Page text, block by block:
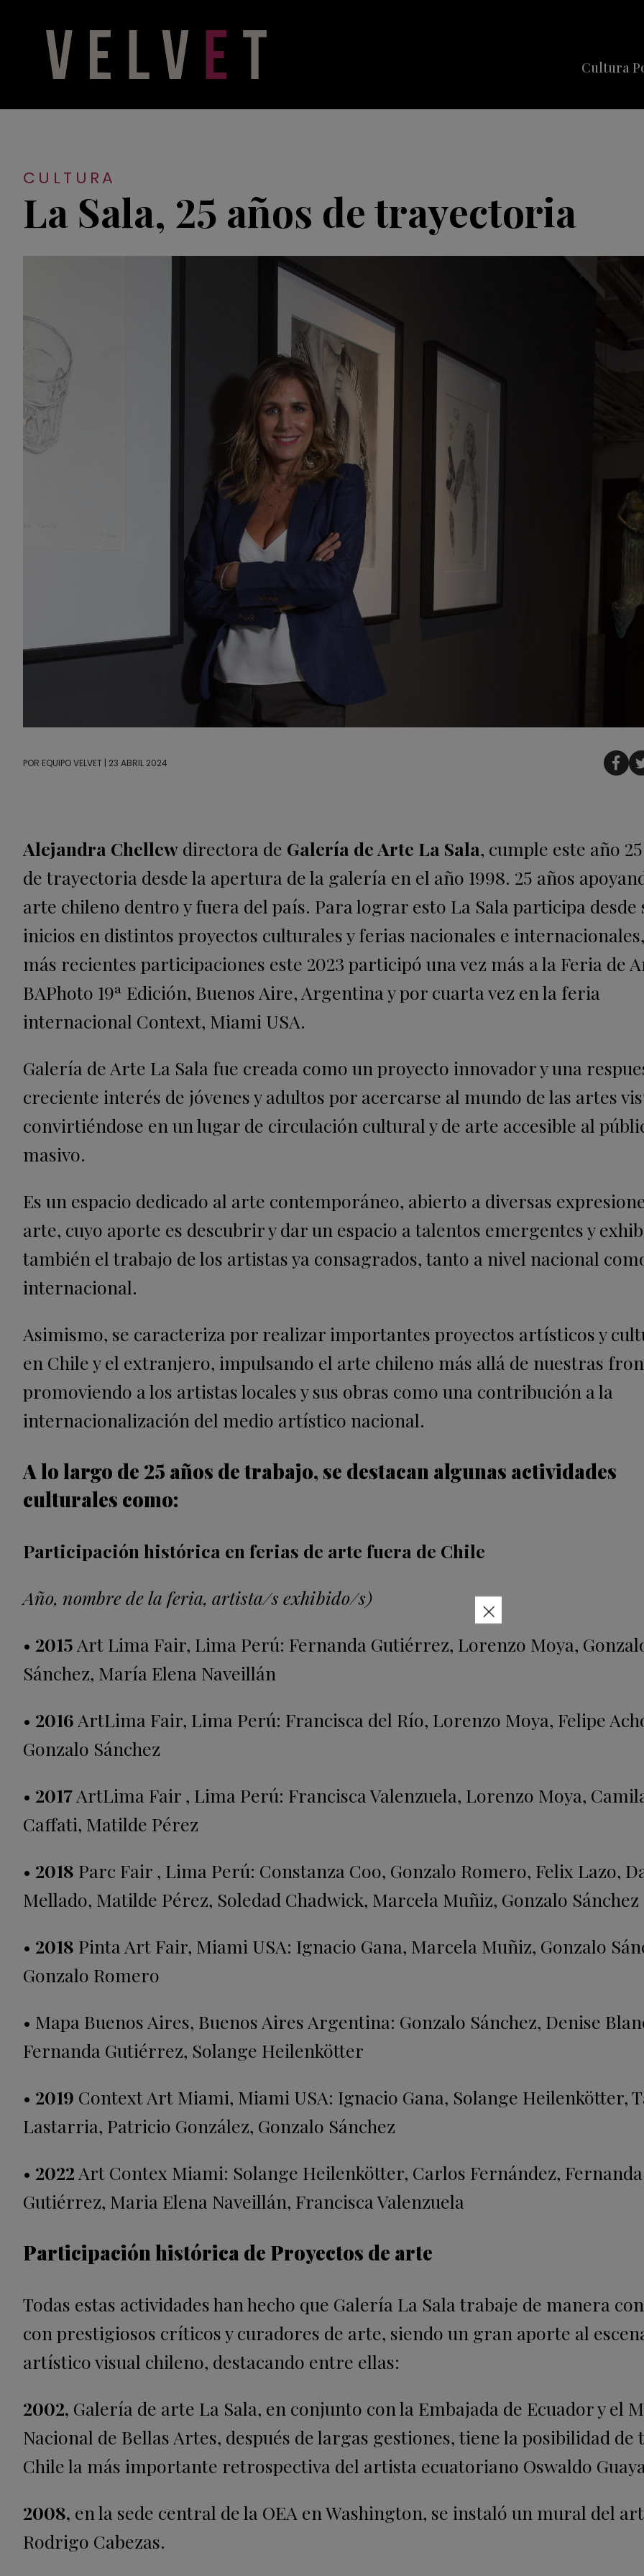
Cultura
CULTURA
La Sala, 25 años de trayectoria
POR EQUIPO VELVET | 23 ABRIL 2024
Alejandra Chellew directora de Galería de Arte La Sala, cumple este año
de trayectoria desde la apertura de la galería en el año 1998. 25 años
arte chileno dentro y fuera del país. Para lograr esto La Sala participa desde
inicios en distintos proyectos culturales y ferias nacionales e
más recientes participaciones este 2023 participó una vez más a la Feria de
BAPhoto 19ª Edición, Buenos Aire, Argentina y por cuarta vez en la feria
internacional Context, Miami USA.
Galería de Arte La Sala fue creada como un proyecto innovador y una
creciente interés de jóvenes y adultos por acercarse al mundo de las artes
convirtiéndose en un lugar de circulación cultural y de arte accesible al
masivo.
Es un espacio dedicado al arte contemporáneo, abierto a diversas
arte, cuyo aporte es descubrir y dar un espacio a talentos emergentes y
también el trabajo de los artistas ya consagrados, tanto a nivel nacional
internacional.
Asimismo, se caracteriza por realizar importantes proyectos artísticos y
en Chile y el extranjero, impulsando el arte chileno más allá de nuestras
promoviendo a los artistas locales y sus obras como una contribución a la
internacionalización del medio artístico nacional.
A lo largo de 25 años de trabajo, se destacan algunas actividades
culturales como:
Participación histórica en ferias de arte fuera de Chile
Año, nombre de la feria, artista/s exhibido/s)
• 2015 Art Lima Fair, Lima Perú: Fernanda Gutiérrez, Lorenzo Moya,
Sánchez, María Elena Naveillán
• 2016 ArtLima Fair, Lima Perú: Francisca del Río, Lorenzo Moya, Felipe
Gonzalo Sánchez
• 2017ArtLima Fair , Lima Perú: Francisca Valenzuela, Lorenzo Moya,
Caffati, Matilde Pérez
• 2018 Parc Fair , Lima Perú: Constanza Coo, Gonzalo Romero, Felix Lazo,
Mellado, Matilde Pérez, Soledad Chadwick, Marcela Muñiz, Gonzalo Sánchez
• 2018 Pinta Art Fair, Miami USA: Ignacio Gana, Marcela Muñiz, Gonzalo
Gonzalo Romero
• Mapa Buenos Aires, Buenos Aires Argentina: Gonzalo Sánchez, Denise
Fernanda Gutiérrez, Solange Heilenkötter
• 2019 Context Art Miami, Miami USA: Ignacio Gana, Solange Heilenkötter,
Lastarria, Patricio González, Gonzalo Sánchez
• 2022 Art Contex Miami: Solange Heilenkötter, Carlos Fernández, Fernanda
Gutiérrez, Maria Elena Naveillán, Francisca Valenzuela
Participación histórica de Proyectos de arte
Todas estas actividades han hecho que Galería La Sala trabaje de manera
con prestigiosos críticos y curadores de arte, siendo un gran aporte al
artístico visual chileno, destacando entre ellas:
2002, Galería de arte La Sala, en conjunto con la Embajada de Ecuador y el
Nacional de Bellas Artes, después de largas gestiones, tiene la posibilidad de
Chile la más importante retrospectiva del artista ecuatoriano Oswaldo
2008, en la sede central de la OEA en Washington, se instaló un mural del
Rodrigo Cabezas.
×